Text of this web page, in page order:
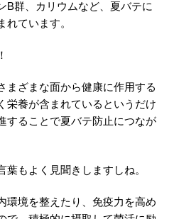
B群、カリウムなど、夏バテに
ています。
まざまな面から健康に作用する
栄養が含まれているというだけ
することで夏バテ防止につなが
もよく見聞きしますしね。
環境を整えたり、免疫力を高め